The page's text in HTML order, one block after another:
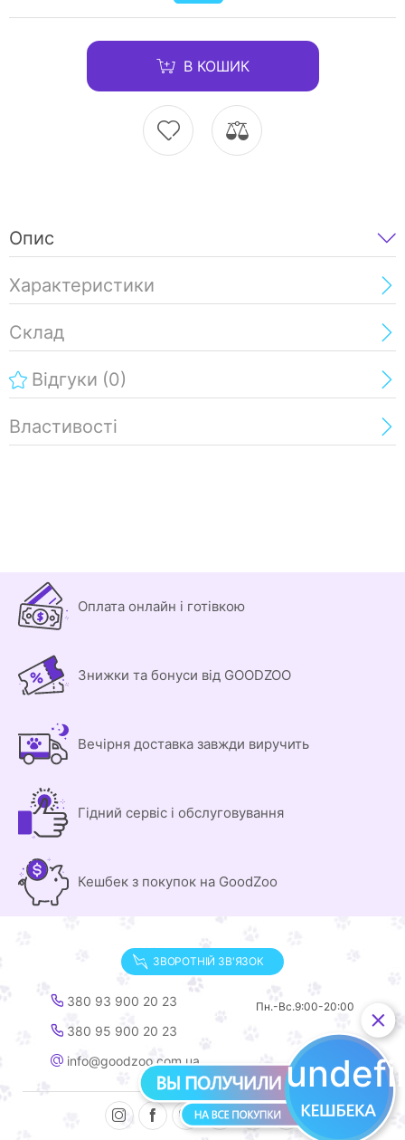
В КОШИК
Опис
Характеристики
Склад
Відгуки (0)
Властивості
Оплата онлайн і готівкою
Знижки та бонуси від GOODZOO
Вечірня доставка завжди виручить
Гідний сервіс і обслуговування
Кешбек з покупок на GoodZoo
ЗВОРОТНІЙ ЗВ'ЯЗОК
380 93 900 20 23
380 95 900 20 23
info@goodzoo.com.ua
Пн.-Вс.9:00-20:00